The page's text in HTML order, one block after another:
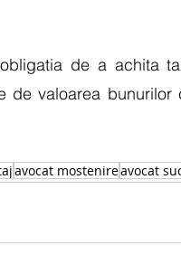
de a achita
de valoarea
avocat mostenireavocat